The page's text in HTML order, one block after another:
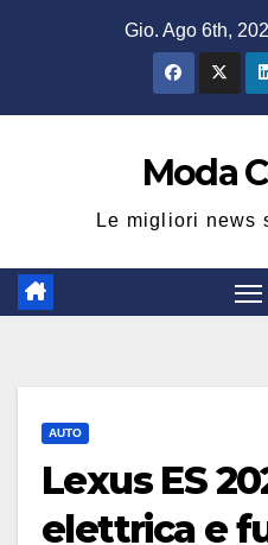
Gio. Ago 6th,
Moda
Le migliori news
AUTO
Lexus ES
elettrica e